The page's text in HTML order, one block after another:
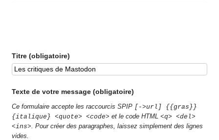
Titre (obligatoire)
Texte de votre message (obligatoire)
Ce formulaire accepte les raccourcis SPIP [->url] {{gras}}
{italique} <quote> <code> et le code HTML<q> <del>
<ins>. Pour créer des paragraphes, laissez simplement des lignes
vides.